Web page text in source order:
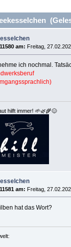
am: Freitag,
ich nochmal.
hilft immer! 🌱🌿🌾😊
am: Freitag,
hat das Wort?